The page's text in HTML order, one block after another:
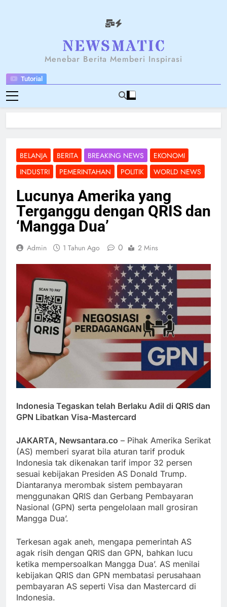
Tutorial
NEWSANTARA
Menebar Berita Memberi Inspirasi
BELANJA BERITA BREAKING NEWS
EKONOMI
INDUSTRI
PEMERINTAHAN POLITIK WORLD NEWS
Lucunya Amerika yang
Terganggu dengan QRIS dan
‘Mangga Dua’
Admin 1 Tahun Ago 0 2 Mins
Indonesia Tegaskan telah Berlaku Adil di QRIS dan
GPN Libatkan Visa-Mastercard
JAKARTA, Newsantara.co – Pihak Amerika Serikat
(AS) memberi syarat bila aturan tarif produk
Indonesia tak dikenakan tarif impor 32 persen
sesuai kebijakan Presiden AS Donald Trump.
Diantaranya merombak sistem pembayaran
menggunakan QRIS dan Gerbang Pembayaran
Nasional (GPN) serta pengelolaan mall grosiran
Mangga Dua’.
Terkesan agak aneh, mengapa pemerintah AS
agak risih dengan QRIS dan GPN, bahkan lucu
ketika mempersoalkan Mangga Dua’. AS menilai
kebijakan QRIS dan GPN membatasi perusahaan
pembayaran AS seperti Visa dan Mastercard di
Indonesia.